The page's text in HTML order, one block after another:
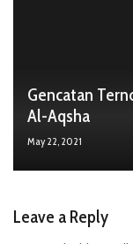
Gencatan
Al-Aqsha
May 22, 2021
Leave a Reply